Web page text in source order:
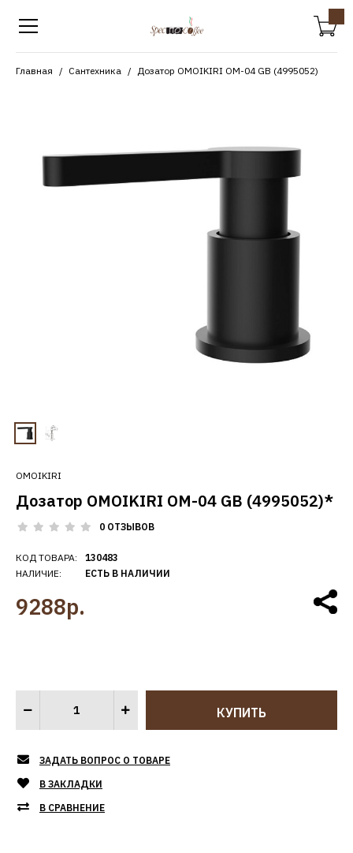
Главная Сантехника Дозатор OMOIKIRI OM-04 GB (4995052)
OMOIKIRI
Дозатор OMOIKIRI OM-04 GB (4995052)*
0 ОТЗЫВОВ
КОД ТОВАРА:
НАЛИЧИЕ:
130483
ЕСТЬ В НАЛИЧИИ
9288р.
ЗАДАТЬ ВОПРОС О ТОВАРЕ
В ЗАКЛАДКИ
В СРАВНЕНИЕ